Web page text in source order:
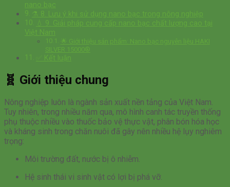
nano bạc
⚗️ 8. Lưu ý khi sử dụng nano bạc trong nông nghiệp
💧 9. Giải pháp cung cấp nano bạc chất lượng cao tại
Việt Nam
🌟 Giới thiệu sản phẩm: Nano bạc nguyên liệu HAKI
SILVER 15000®
✅ Kết luận
🧬 Giới thiệu chung
Nông nghiệp luôn là ngành sản xuất nền tảng của Việt Nam.
Tuy nhiên, trong nhiều năm qua, mô hình canh tác truyền thống
phụ thuộc nhiều vào thuốc bảo vệ thực vật, phân bón hóa học
và kháng sinh trong chăn nuôi đã gây nên nhiều hệ lụy nghiêm
trọng:
Môi trường đất, nước bị ô nhiễm.
Hệ sinh thái vi sinh vật có lợi bị phá vỡ.